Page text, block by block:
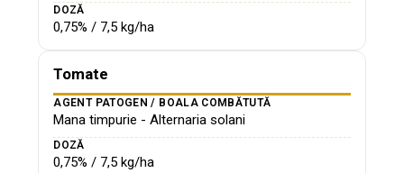
DOZĂ
0,75% / 7,5 kg/ha
Tomate
AGENT PATOGEN / BOALA COMBĂTUTĂ
Mana timpurie - Alternaria solani
DOZĂ
0,75% / 7,5 kg/ha